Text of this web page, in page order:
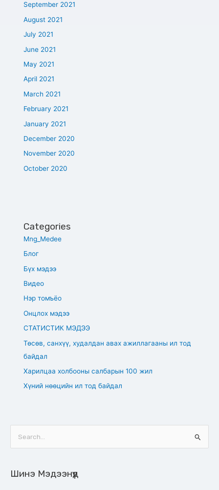
September 2021
August 2021
July 2021
June 2021
May 2021
April 2021
March 2021
February 2021
January 2021
December 2020
November 2020
October 2020
Categories
Mng_Medee
Блог
Бүх мэдээ
Видео
Нэр томъёо
Онцлох мэдээ
СТАТИСТИК МЭДЭЭ
Төсөв, санхүү, худалдан авах ажиллагааны ил тод
байдал
Харилцаа холбооны салбарын 100 жил
Хүний нөөцийн ил тод байдал
rШинэ Мэдээнүүд